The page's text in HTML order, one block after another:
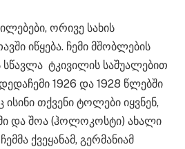
ორივე სახის
იწყება. ჩემი მშობლების
ტკივილის საშუალებით
1926 და 1928 წლებში
თქვენი ტოლები იყვნენ,
და შოა (ჰოლოკოსტი) ახალი
ქვეყანამ, გერმანიამ